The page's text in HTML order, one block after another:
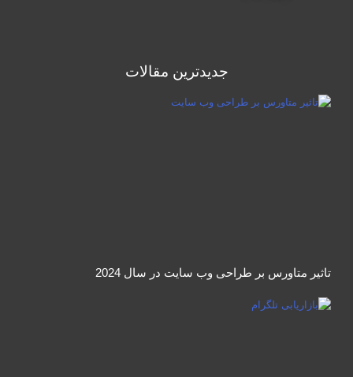
جدیدترین مقالات
تاثیر متاورس بر طراحی وب سایت در سال 2024